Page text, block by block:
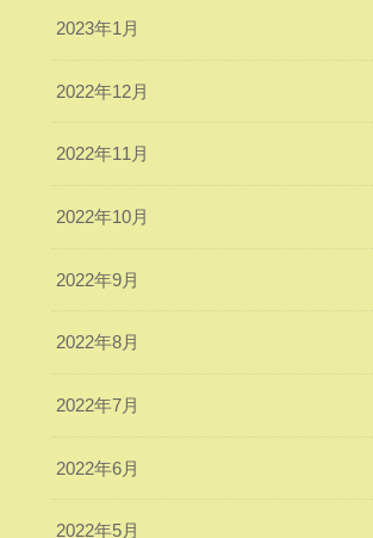
2023年1月
2022年12月
2022年11月
2022年10月
2022年9月
2022年8月
2022年7月
2022年6月
2022年5月